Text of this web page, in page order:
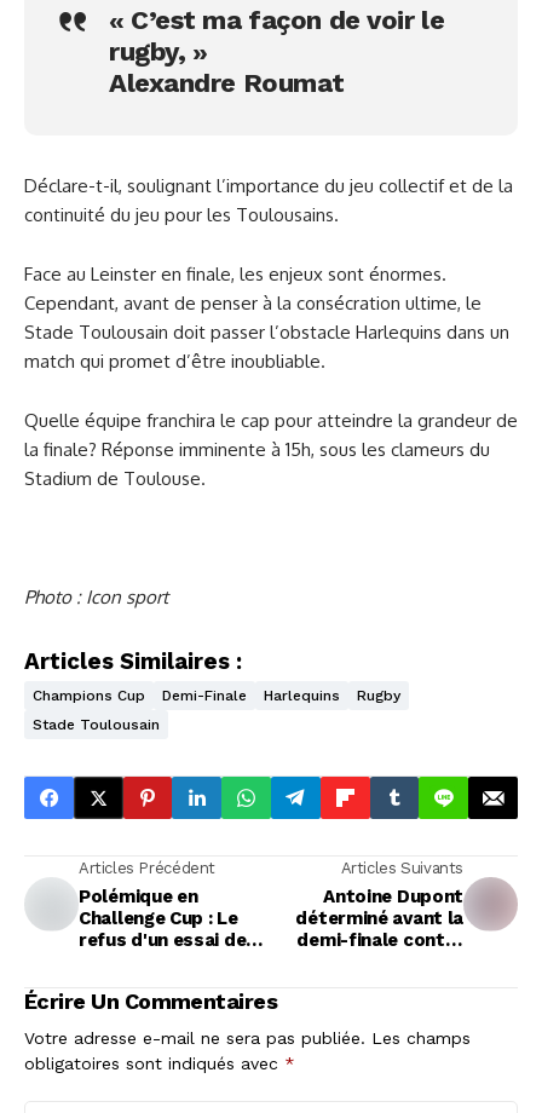
« C’est ma façon de voir le
rugby, »
Alexandre Roumat
Déclare-t-il, soulignant l’importance du jeu collectif et de la
continuité du jeu pour les Toulousains.
Face au Leinster en finale, les enjeux sont énormes.
Cependant, avant de penser à la consécration ultime, le
Stade Toulousain doit passer l’obstacle Harlequins dans un
match qui promet d’être inoubliable.
Quelle équipe franchira le cap pour atteindre la grandeur de
la finale? Réponse imminente à 15h, sous les clameurs du
Stadium de Toulouse.
Photo : Icon sport
Articles Similaires :
Champions Cup Demi-Finale Harlequins
Rugby
Stade Toulousain
Articles Précédent
Polémique en
Challenge Cup : Le
refus d'un essai de
Articles Suivants
Antoine Dupont
déterminé avant la
demi-finale contre
Écrire Un Commentaires
Votre adresse e-mail ne sera pas publiée. Les champs
obligatoires sont indiqués avec *